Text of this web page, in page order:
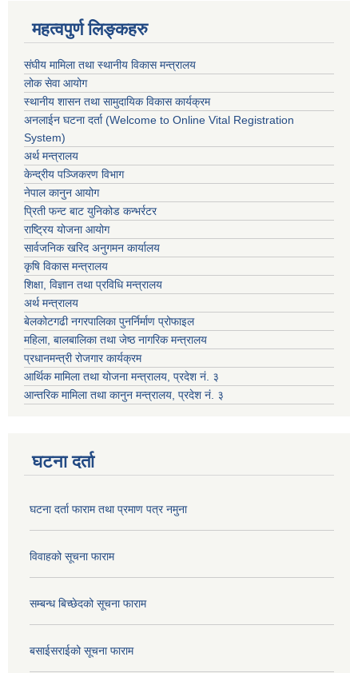
महत्वपुर्ण लिङ्कहरु
संघीय मामिला तथा स्थानीय विकास मन्त्रालय
लोक सेवा आयोग
स्थानीय शासन तथा सामुदायिक विकास कार्यक्रम
अनलाईन घटना दर्ता (Welcome to Online Vital Registration
System)
अर्थ मन्त्रालय
केन्द्रीय पञ्जिकरण विभाग
नेपाल कानुन आयोग
प्रिती फन्ट बाट युनिकोड कन्भर्रटर
राष्ट्रिय योजना आयोग
सार्वजनिक खरिद अनुगमन कार्यालय
कृषि विकास मन्त्रालय
शिक्षा, विज्ञान तथा प्रविधि मन्त्रालय
अर्थ मन्त्रालय
बेलकोटगढी नगरपालिका पुनर्निर्माण प्रोफाइल
महिला, बालबालिका तथा जेष्ठ नागरिक मन्त्रालय
प्रधानमन्त्री रोजगार कार्यक्रम
आर्थिक मामिला तथा योजना मन्त्रालय, प्रदेश नं. ३
आन्तरिक मामिला तथा कानुन मन्त्रालय, प्रदेश नं. ३
घटना दर्ता
घटना दर्ता फाराम तथा प्रमाण पत्र नमुना
विवाहको सूचना फाराम
सम्बन्ध बिच्छेदको सूचना फाराम
बसाईसराईको सूचना फाराम